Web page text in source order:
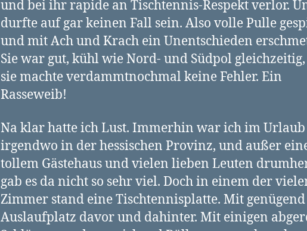
und bei ihr rapide an Tischtennis-Respekt verlor.
durfte auf gar keinen Fall sein. Also volle Pulle
und mit Ach und Krach ein Unentschieden
Sie war gut, kühl wie Nord- und Südpol
sie machte verdammtnochmal keine Fehler. Ein
Rasseweib!
Na klar hatte ich Lust. Immerhin war ich im Urlaub
irgendwo in der hessischen Provinz, und außer
tollem Gästehaus und vielen lieben Leuten
gab es da nicht so sehr viel. Doch in einem der
Zimmer stand eine Tischtennisplatte. Mit genügend
Auslaufplatz davor und dahinter. Mit einigen